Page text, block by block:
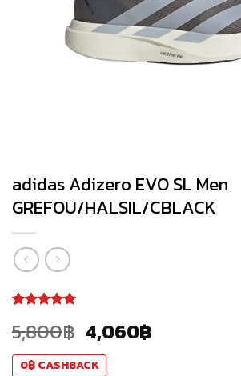
adidas Adizero EVO SL Men
GREFOU/HALSIL/CBLACK
out of 5
based on
customer
rating
5,800฿ 4,060฿
0฿CASHBACK